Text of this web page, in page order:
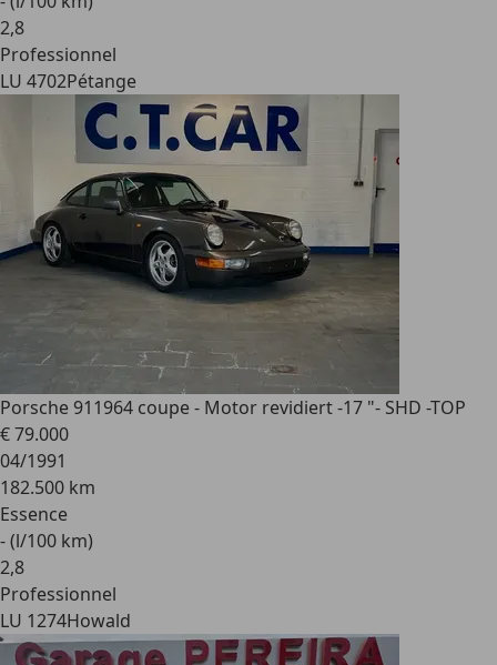
2,8
Professionnel
LU 4702Pétange
Porsche 911964 coupe - Motor revidiert -17 "- SHD -TOP
€ 79.000
04/1991
182.500 km
Essence
- (l/100 km)
2,8
Professionnel
LU 1274Howald